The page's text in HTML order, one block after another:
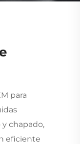
para
chapado,
eficiente